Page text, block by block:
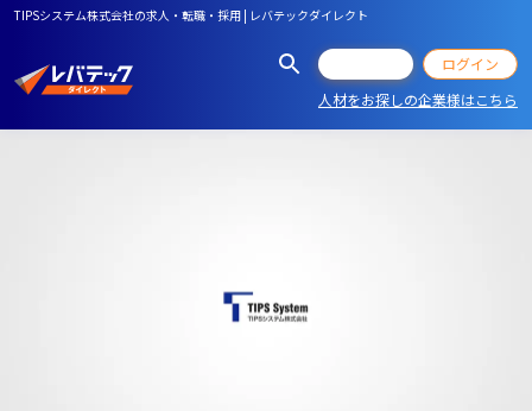
TIPSシステム株式会社の求人・転職・採用 | レバテックダイレクト
ログイン
人材をお探しの企業様はこちら